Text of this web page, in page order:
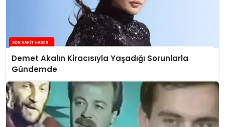
Demet Akalın Kiracısıyla Yaşadığı Sorunlarla
Gündemde